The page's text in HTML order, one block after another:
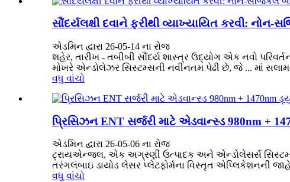
સૌંદર્યલક્ષી દવાને ફરીથી વ્યાખ્યાયિત કરવી:
એડમિન દ્વારા 26-05-14 ના રોજ
શહેર, તારીખ - તબીબી સૌંદર્ય શાસ્ત્ર ઉદ્યોગ એક નવો
મોખરે એન્ડોલેઝર સિસ્ટમ્સની નવીનતમ પેઢી છે, જે ... માં
વધુ વાંચો
પ્રિસિઝન ENT સર્જરી માટે એડવાન્સ્ડ 980nm +
એડમિન દ્વારા 26-05-06 ના રોજ
ટ્રાયએન્જલ, એક અગ્રણી ઉત્પાદક અને એન્ડોલેસર્સ
તરંગલંબાઇ ડાયોડ લેસર પ્લેટફોર્મના વિસ્તૃત એપ્લિકેશનની
વધુ વાંચો